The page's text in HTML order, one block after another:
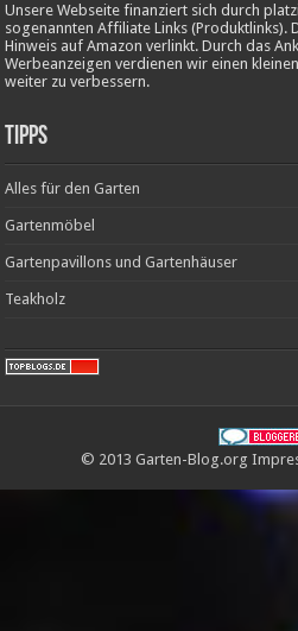
Unsere Webseite finanziert sich durch
sogenannten Affiliate Links (Produktlinks).
Hinweis auf Amazon verlinkt. Durch das
Werbeanzeigen verdienen wir einen
weiter zu verbessern.
Tipps
Alles für den Garten
Gartenmöbel
Gartenpavillons und Gartenhäuser
Teakholz
© 2013 Garten-Blog.org